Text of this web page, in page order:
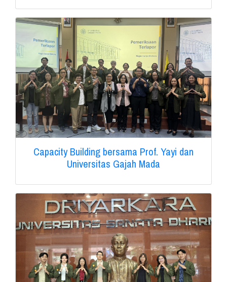
Capacity Building bersama Prof. Yayi dan
Universitas Gajah Mada